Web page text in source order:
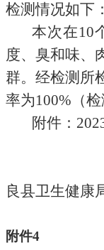
检测情况如下
本次在10
度、臭和味、
群。经检测所
率为100%（
附件：
良县卫生健康
附件4